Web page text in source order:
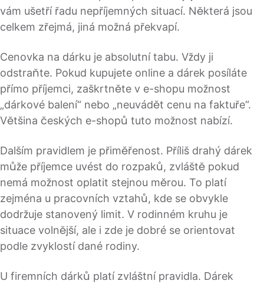
vám ušetří řadu nepříjemných situací. Některá jsou
celkem zřejmá, jiná možná překvapí.
Cenovka na dárku je absolutní tabu. Vždy ji
odstraňte. Pokud kupujete online a dárek posíláte
přímo příjemci, zaškrtněte v e-shopu možnost
„dárkové balení“ nebo „neuvádět cenu na faktuře“.
Většina českých e-shopů tuto možnost nabízí.
Dalším pravidlem je přiměřenost. Příliš drahý dárek
může příjemce uvést do rozpaků, zvláště pokud
nemá možnost oplatit stejnou měrou. To platí
zejména u pracovních vztahů, kde se obvykle
dodržuje stanovený limit. V rodinném kruhu je
situace volnější, ale i zde je dobré se orientovat
podle zvyklostí dané rodiny.
U firemních dárků platí zvláštní pravidla. Dárek